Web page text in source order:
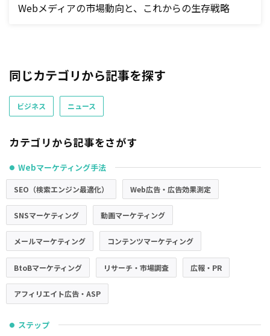
Webメディアの市場動向と、これからの生存戦略
同じカテゴリから記事を探す
ビジネス ニュース
カテゴリから記事をさがす
● Webマーケティング手法
SEO（検索エンジン最適化） Web広告・広告効果測定
SNSマーケティング 動画マーケティング
メールマーケティング コンテンツマーケティング
BtoBマーケティング リサーチ・市場調査 広報・PR
アフィリエイト広告・ASP
● ステップ